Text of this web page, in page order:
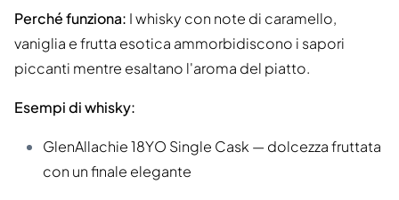
Perché funziona: I whisky con note di caramello,
vaniglia e frutta esotica ammorbidiscono i sapori
piccanti mentre esaltano l'aroma del piatto.
Esempi di whisky:
GlenAllachie 18YO Single Cask — dolcezza fruttata
con un finale elegante